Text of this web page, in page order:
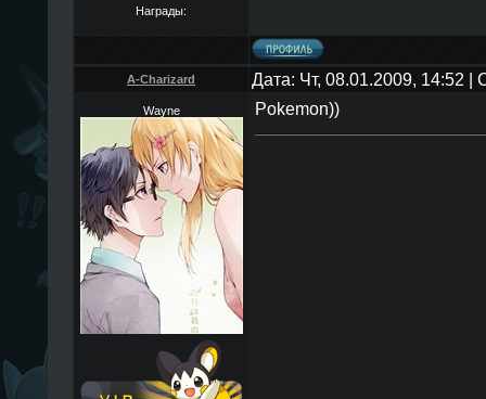
Награды:
A-Charizard Дата: Чт, 08.01.2009, 14:52
Wayne Pokemon))